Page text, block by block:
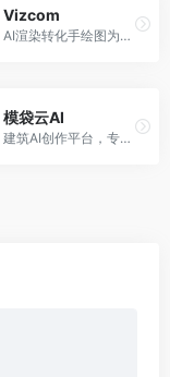
Vizcom
AI渲染转化手绘图为产品设计图
模袋云AI
建筑AI创作平台，专注于大型建筑、小型住宅、室内设计、景观的出图和AI模型训练